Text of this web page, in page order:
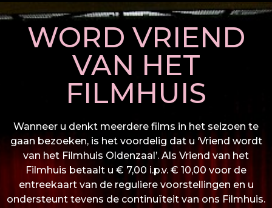
WORD VRIEND
VAN HET
FILMHUIS
Wanneer u denkt meerdere films in het seizoen te
gaan bezoeken, is het voordelig dat u ‘Vriend wordt
van het Filmhuis Oldenzaal’. Als Vriend van het
Filmhuis betaalt u € 7,00 i.p.v. € 10,00 voor de
entreekaart van de reguliere voorstellingen en u
ondersteunt tevens de continuïteit van ons Filmhuis.